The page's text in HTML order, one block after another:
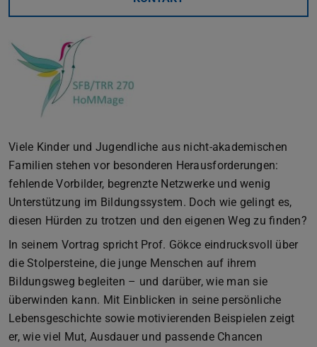
Viele Kinder und Jugendliche aus nicht-akademischen
Familien stehen vor besonderen Herausforderungen:
fehlende Vorbilder, begrenzte Netzwerke und wenig
Unterstützung im Bildungssystem. Doch wie gelingt es,
diesen Hürden zu trotzen und den eigenen Weg zu finden?
In seinem Vortrag spricht Prof. Gökce eindrucksvoll über
die Stolpersteine, die junge Menschen auf ihrem
Bildungsweg begleiten – und darüber, wie man sie
überwinden kann. Mit Einblicken in seine persönliche
Lebensgeschichte sowie motivierenden Beispielen zeigt
er, wie viel Mut, Ausdauer und passende Chancen